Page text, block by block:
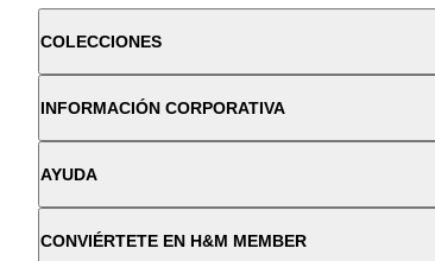
COLECCIONES
INFORMACIÓN CORPORATIVA
AYUDA
CONVIÉRTETE EN H&M MEMBER